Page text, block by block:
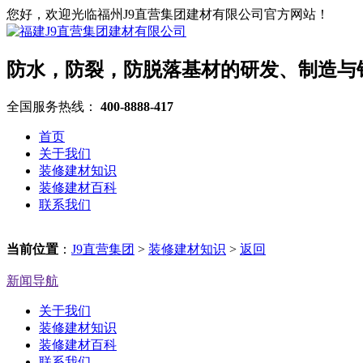
您好，欢迎光临福州J9直营集团建材有限公司官方网站！
防水，防裂，防脱落基材的研发、制造与
全国服务热线： 400-8888-417
首页
关于我们
装修建材知识
装修建材百科
联系我们
当前位置 ： J9直营集团 > 装修建材知识 > 返回
新闻导航
关于我们
装修建材知识
装修建材百科